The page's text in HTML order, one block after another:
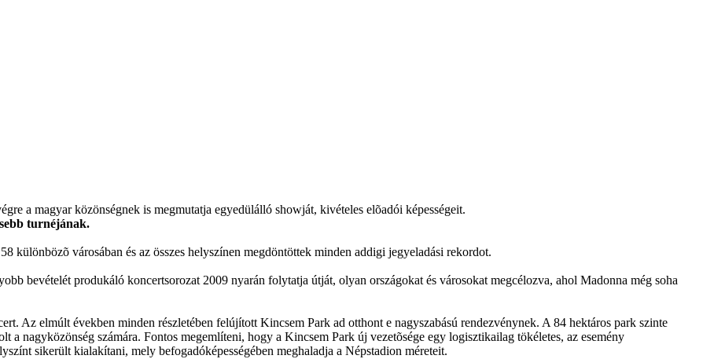
a magyar közönségnek is megmutatja egyedülálló showját, kivételes elõadói képességeit.
turnéjának.
különbözõ városában és az összes helyszínen megdöntöttek minden addigi jegyeladási rekordot.
bevételét produkáló koncertsorozat 2009 nyarán folytatja útját, olyan országokat és városokat megcélozva, ahol Madonna még soha
Az elmúlt években minden részletében felújított Kincsem Park ad otthont e nagyszabású rendezvénynek. A 84 hektáros park szinte
a nagyközönség számára. Fontos megemlíteni, hogy a Kincsem Park új vezetõsége egy logisztikailag tökéletes, az esemény
sikerült kialakítani, mely befogadóképességében meghaladja a Népstadion méreteit.